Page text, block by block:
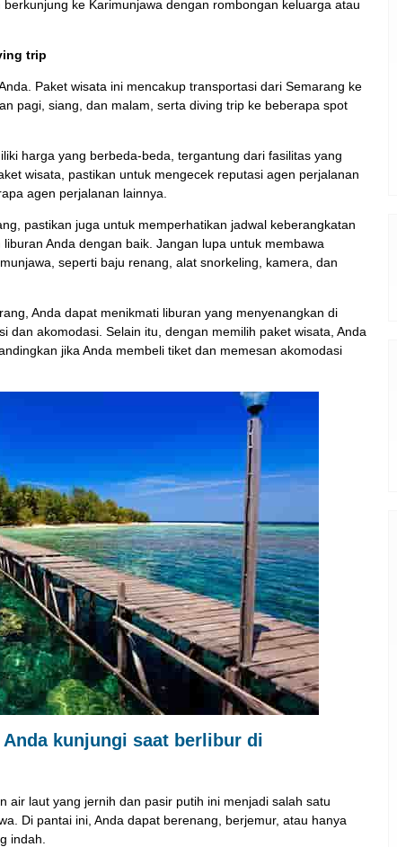
ke Karimunjawa dengan rombongan keluarga atau
trip
Paket wisata ini mencakup transportasi dari Semarang ke
pagi, siang, dan malam, serta diving trip ke beberapa spot
harga yang berbeda-beda, tergantung dari fasilitas yang
wisata, pastikan untuk mengecek reputasi agen perjalanan
agen perjalanan lainnya.
pastikan juga untuk memperhatikan jadwal keberangkatan
Anda dengan baik. Jangan lupa untuk membawa
seperti baju renang, alat snorkeling, kamera, dan
Anda dapat menikmati liburan yang menyenangkan di
dan akomodasi. Selain itu, dengan memilih paket wisata, Anda
jika Anda membeli tiket dan memesan akomodasi
kunjungi saat berlibur di
air laut yang jernih dan pasir putih ini menjadi salah satu
Di pantai ini, Anda dapat berenang, berjemur, atau hanya
indah.
Karimunjawa